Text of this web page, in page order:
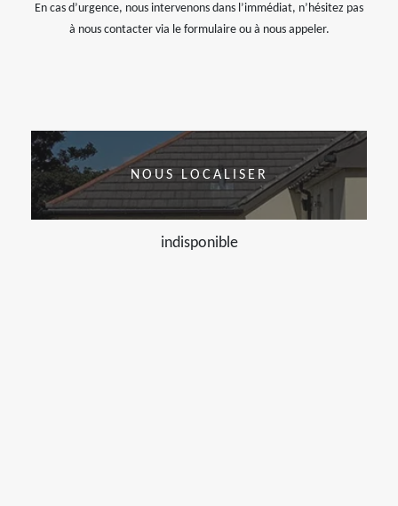
En cas d’urgence, nous intervenons dans l’immédiat, n’hésitez pas
à nous contacter via le formulaire ou à nous appeler.
NOUS LOCALISER
indisponible